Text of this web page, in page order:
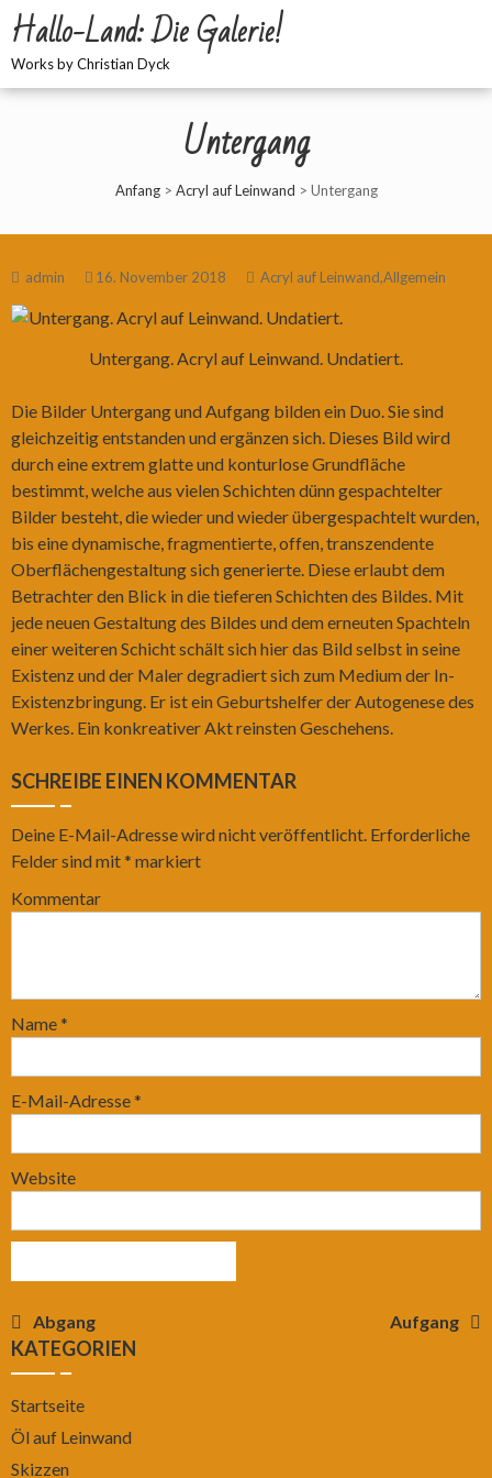
Hallo-Land: Die Galerie!
Works by Christian Dyck
Untergang
Anfang> Acryl auf Leinwand > Untergang
admin 16. November 2018 Acryl auf Leinwand,Allgemein
Untergang. Acryl auf Leinwand. Undatiert.
Die Bilder Untergang und Aufgang bilden ein Duo. Sie sind
gleichzeitig entstanden und ergänzen sich. Dieses Bild wird
durch eine extrem glatte und konturlose Grundfläche
bestimmt, welche aus vielen Schichten dünn gespachtelter
Bilder besteht, die wieder und wieder übergespachtelt wurden,
bis eine dynamische, fragmentierte, offen, transzendente
Oberflächengestaltung sich generierte. Diese erlaubt dem
Betrachter den Blick in die tieferen Schichten des Bildes. Mit
jede neuen Gestaltung des Bildes und dem erneuten Spachteln
einer weiteren Schicht schält sich hier das Bild selbst in seine
Existenz und der Maler degradiert sich zum Medium der In-
Existenzbringung. Er ist ein Geburtshelfer der Autogenese des
Werkes. Ein konkreativer Akt reinsten Geschehens.
SCHREIBE EINEN KOMMENTAR
Deine E-Mail-Adresse wird nicht veröffentlicht. Erforderliche
Felder sind mit* markiert
Kommentar
Name*
E-Mail-Adresse*
Website
Beitragsnavigation
Abgang Aufgang
KATEGORIEN
Startseite
Öl auf Leinwand
Skizzen